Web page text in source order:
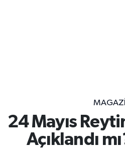
24 Mayıs
Açıklandı